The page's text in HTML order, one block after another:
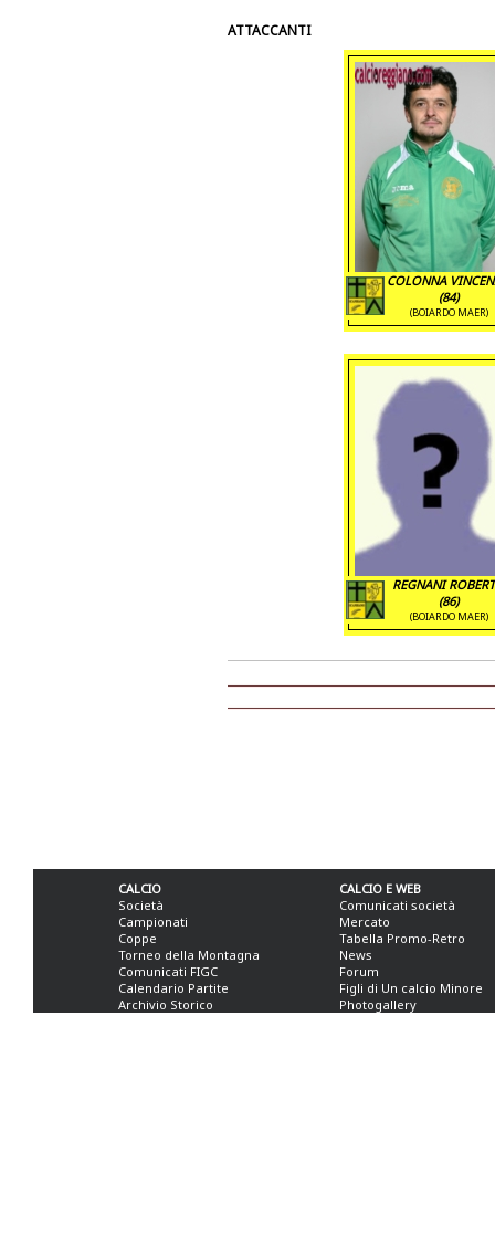
ATTACCANTI
COLONNA
(84)
(BOIARDO MAER)
REGNANI
(86)
(BOIARDO MAER)
CALCIO
Società
Campionati
Coppe
Torneo della Montagna
Comunicati FIGC
Calendario Partite
Archivio Storico
CALCIO E WEB
Comunicati società
Mercato
Tabella Promo-Retro
News
Forum
Figli di Un calcio Minore
Photogallery